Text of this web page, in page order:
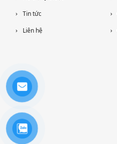
Tin tức
Liên hệ